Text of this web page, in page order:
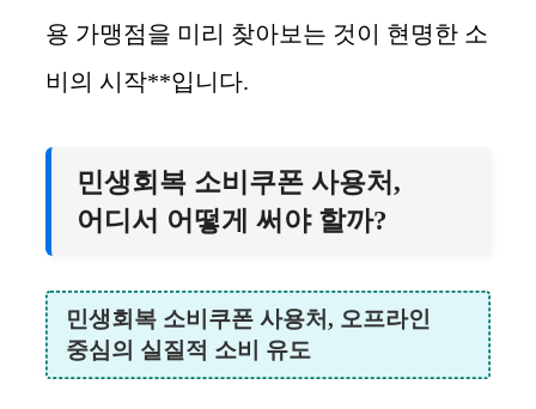
용 가맹점을 미리 찾아보는 것이 현명한 소
비의 시작**입니다.
민생회복 소비쿠폰 사용처,
어디서 어떻게 써야 할까?
민생회복 소비쿠폰 사용처, 오프라인
중심의 실질적 소비 유도